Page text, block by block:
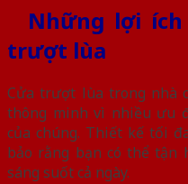
Những lợi ích
trượt lùa
Cửa trượt lùa trong nhà
thông minh vì nhiều ưu
của chúng. Thiết kế tối
bảo rằng bạn có thể
sáng suốt cả ngày.